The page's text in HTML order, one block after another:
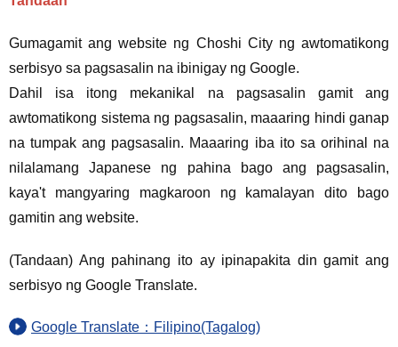
Gumagamit ang website ng Choshi City ng awtomatikong
serbisyo sa pagsasalin na ibinigay ng Google.
Dahil isa itong mekanikal na pagsasalin gamit ang
awtomatikong sistema ng pagsasalin, maaaring hindi ganap
na tumpak ang pagsasalin. Maaaring iba ito sa orihinal na
nilalamang Japanese ng pahina bago ang pagsasalin,
kaya't mangyaring magkaroon ng kamalayan dito bago
gamitin ang website.
(Tandaan) Ang pahinang ito ay ipinapakita din gamit ang
serbisyo ng Google Translate.
Google Translate：Filipino(Tagalog)